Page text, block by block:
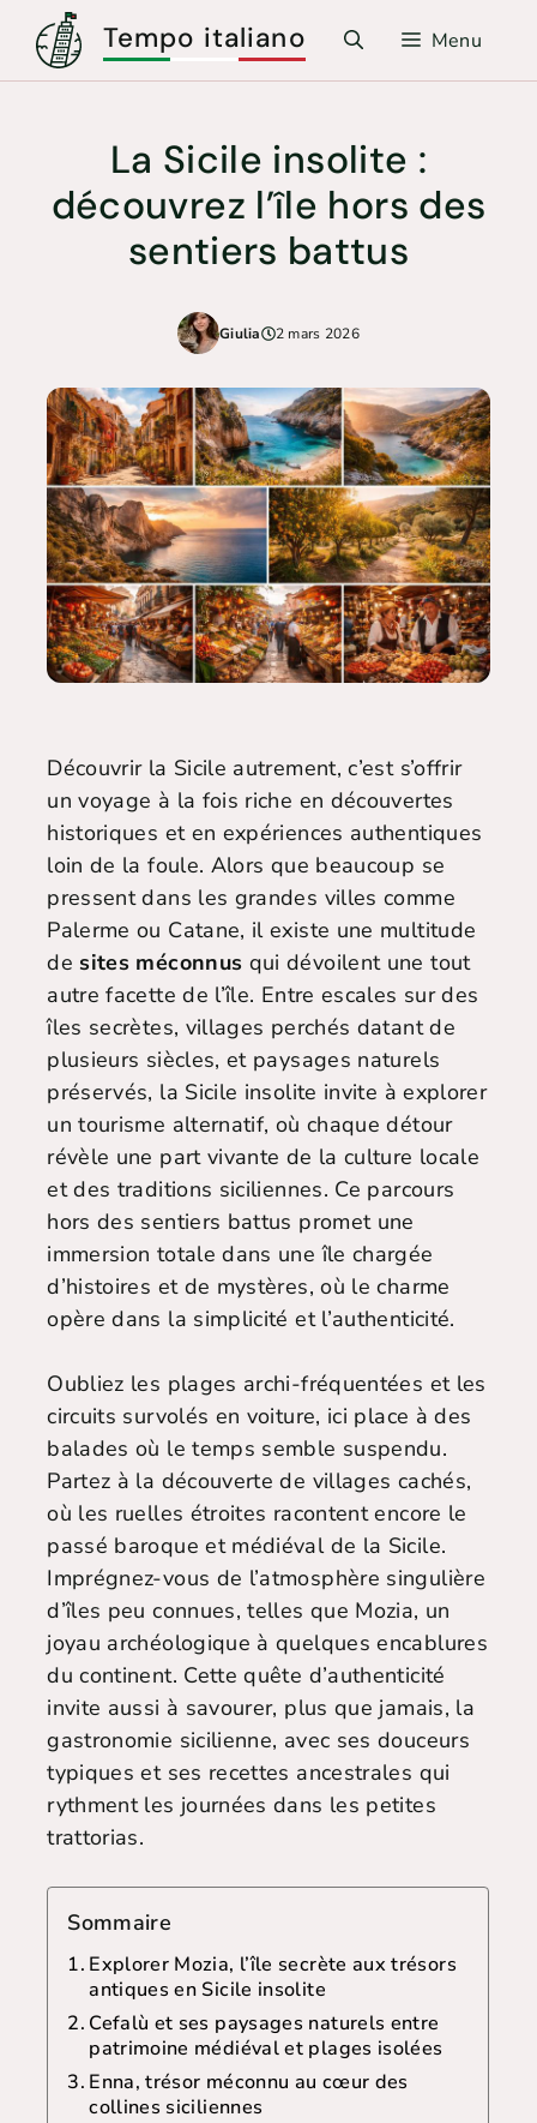
contenu
Tempo italiano Menu
La Sicile insolite :
découvrez l’île hors des
sentiers battus
Giulia 2 mars 2026
Découvrir la Sicile autrement, c’est s’offrir
un voyage à la fois riche en découvertes
historiques et en expériences authentiques
loin de la foule. Alors que beaucoup se
pressent dans les grandes villes comme
Palerme ou Catane, il existe une multitude
de sites méconnus qui dévoilent une tout
autre facette de l’île. Entre escales sur des
îles secrètes, villages perchés datant de
plusieurs siècles, et paysages naturels
préservés, la Sicile insolite invite à explorer
un tourisme alternatif, où chaque détour
révèle une part vivante de la culture locale
et des traditions siciliennes. Ce parcours
hors des sentiers battus promet une
immersion totale dans une île chargée
d’histoires et de mystères, où le charme
opère dans la simplicité et l’authenticité.
Oubliez les plages archi-fréquentées et les
circuits survolés en voiture, ici place à des
balades où le temps semble suspendu.
Partez à la découverte de villages cachés,
où les ruelles étroites racontent encore le
passé baroque et médiéval de la Sicile.
Imprégnez-vous de l’atmosphère singulière
d’îles peu connues, telles que Mozia, un
joyau archéologique à quelques encablures
du continent. Cette quête d’authenticité
invite aussi à savourer, plus que jamais, la
gastronomie sicilienne, avec ses douceurs
typiques et ses recettes ancestrales qui
rythment les journées dans les petites
trattorias.
Sommaire
Explorer Mozia, l’île secrète aux trésors
antiques en Sicile insolite
Cefalù et ses paysages naturels entre
patrimoine médiéval et plages isolées
Enna, trésor méconnu au cœur des
collines siciliennes